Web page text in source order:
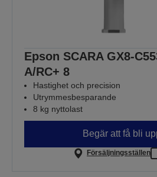
Epson SCARA GX8-
A/RC+ 8
Hastighet och precision
Utrymmesbesparande
8 kg nyttolast
Begär att få bli
Försäljningsställen